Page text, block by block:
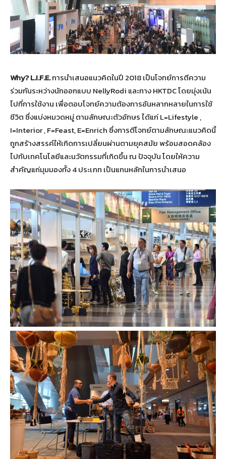
Why? L.I.F.E.การนำเสนอแนวคิดในปี 2018 เป็นโจทย์การตีความ
ร่วมกันระหว่างนักออกแบบ NellyRodi และทาง HKTDC โดยมุ่งเน้น
ไปที่การใช้งาน เพื่อตอบโจทย์ความต้องการอันหลากหลายในการใช้
ชีวิต ซึ่งแบ่งหมวดหมู่ ตามลักษณะตัวอักษร ได้แก่ L=Lifestyle ,
I=Interior , F=Feast, E=Enrich ซึ่งการตีโจทย์ตามลักษณะแนวคิดนี้
ถูกสร้างสรรค์ให้เกิดการเปลี่ยนผ่านตามยุคสมัย พร้อมสอดคล้อง
ไปกับเทคโนโลยีและนวัตกรรมที่เกิดขึ้น ณ ปัจจุบัน โดยให้ความ
สำคัญแก่มุมมองทั้ง 4 ประเภท เป็นแกนหลักในการนำเสนอ